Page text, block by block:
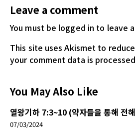
Leave a comment
You must be logged in to leave
This site uses Akismet to
your comment data is
You May Also Like
열왕기하 7:3~10 (약자들을 통해 전
07/03/2024